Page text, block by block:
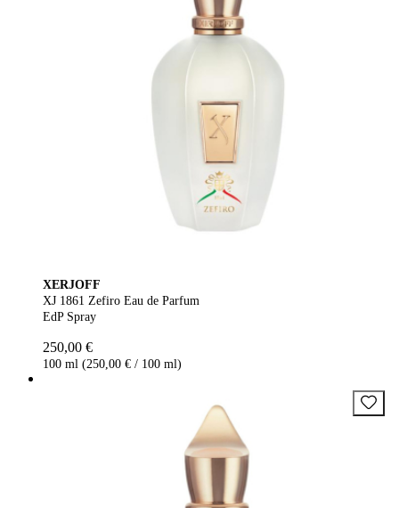
XERJOFF
XJ 1861 Zefiro Eau de Parfum
EdP Spray
250,00 €
100 ml (250,00 € / 100 ml)